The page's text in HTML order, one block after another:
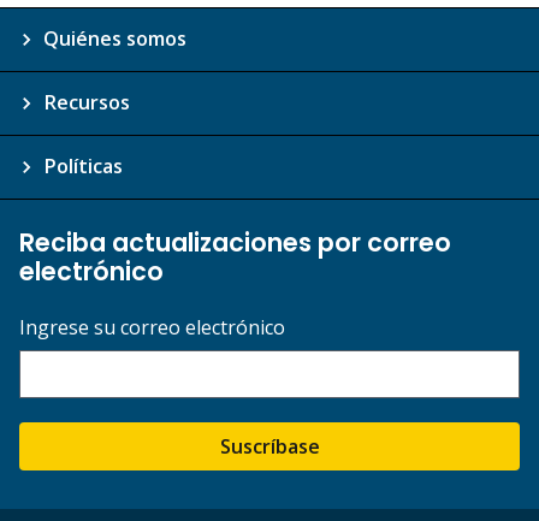
Quiénes somos
Recursos
Políticas
Reciba actualizaciones por correo
electrónico
Ingrese su correo electrónico
Suscríbase